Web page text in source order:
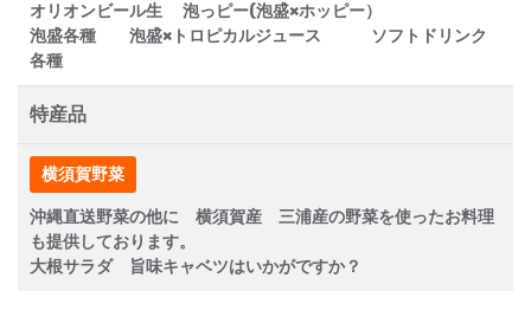
オリオンビール生 泡っピー(泡盛×ホッピー）
泡盛各種 泡盛×トロピカルジュース ソフトドリンク
各種
特産品
横須賀野菜
沖縄直送野菜の他に 横須賀産 三浦産の野菜を使ったお料理
も提供しております。
大根サラダ 旨味キャベツはいかがですか？